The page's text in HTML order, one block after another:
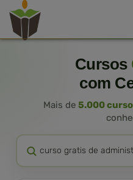
Cursos
com
Mais de 5.000